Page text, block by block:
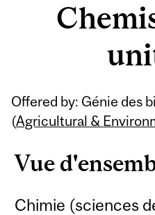
Offered by: Génie des
(Agricultural &
Vue
Chimie (sciences
Related
Content